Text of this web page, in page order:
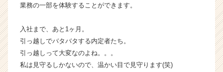
就
ト
チ
ア
業務の一部を体験することができます。
入社まで、あと1ヶ月。
引っ越しでバタバタする内定者たち。
引っ越しって大変なのよね。。。
私は見守るしかないので、温かい目で見守ります(笑)